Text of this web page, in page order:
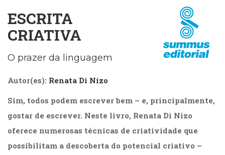
Interior
(222)
Criatividade
Culinária,
(14)
Negócios
(31)
(278)
Educação
ESCRITA
CRIATIVA
O prazer da linguagem
Autor(es): Renata Di Nizo
Sim, todos podem escrever bem – e, principalmente,
gostar de escrever. Neste livro, Renata Di Nizo
oferece numerosas técnicas de criatividade que
possibilitam a descoberta do potencial criativo –